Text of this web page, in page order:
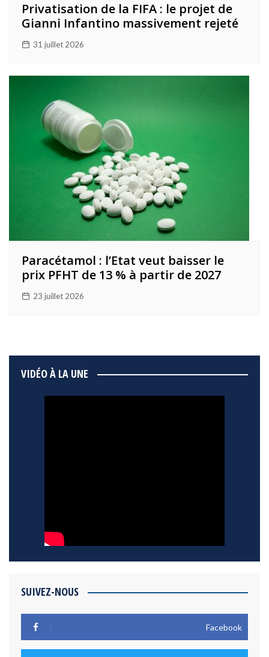
Privatisation de la FIFA : le projet de
Gianni Infantino massivement rejeté
31 juillet 2026
Paracétamol : l’Etat veut baisser le
prix PFHT de 13 % à partir de 2027
23 juillet 2026
VIDÉO À LA UNE
SUIVEZ-NOUS
Facebook